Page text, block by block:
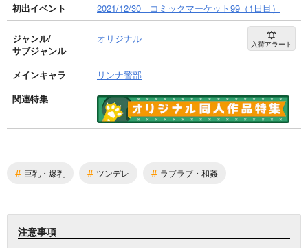
初出イベント
2021/12/30 コミックマーケット99（1日目）
ジャンル/
サブジャンル
オリジナル 入荷アラート
メインキャラ
リンナ警部
関連特集
# 巨乳・爆乳 # ツンデレ # ラブラブ・和姦
注意事項